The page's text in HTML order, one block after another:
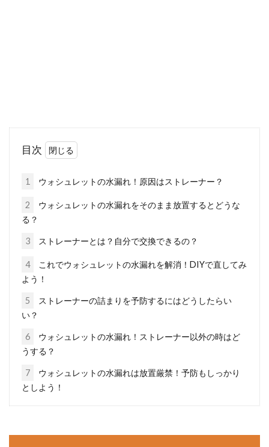
ジ！確認が必要なこととは？
木造アパートは騒音が心配？新築物
件なら大丈夫？
部屋探しをしている時、木造アパートは周りの
分筆すると土地の相続税評価が下が
目次
1 ウォシュレットの水漏れ！原因はストレーナー？
2
ウォシュレットの水漏れをそのまま放置するとどうな
る？
3 ストレーナーとは？自分で交換できるの？
4
これでウォシュレットの水漏れを解消！DIYで直してみ
よう！
5
ストレーナーの詰まりを予防するにはどうしたらい
い？
6
ウォシュレットの水漏れ！ストレーナー以外の時はど
うする？
7
ウォシュレットの水漏れは放置厳禁！予防もしっかり
としよう！